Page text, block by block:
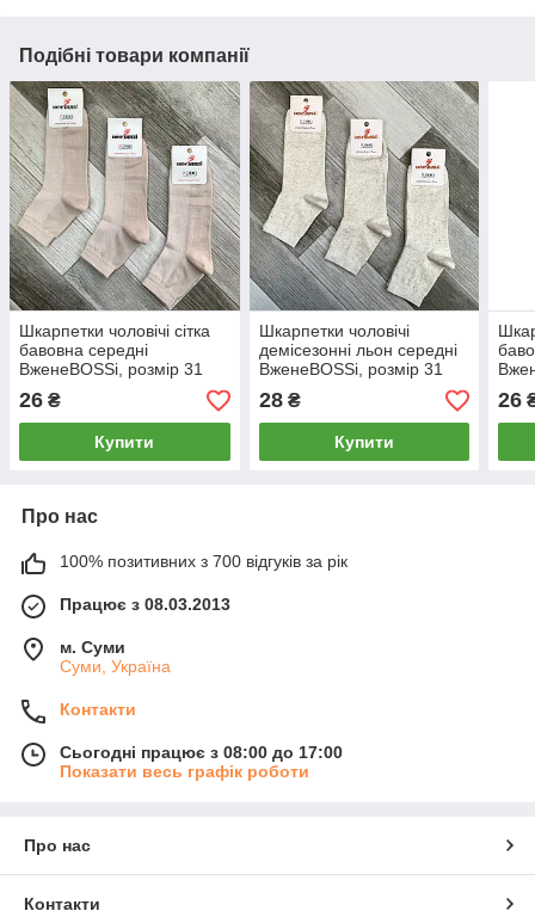
Подібні товари компанії
Шкарпетки чоловічі сітка
бавовна середні
ВженеBOSSі, розмір 31
(45-46), бежеві, 012064
26 ₴
Купити
Шкарпетки чоловічі
демісезонні льон середні
ВженеBOSSі, розмір 31
(45-46), 11393
28₴
Купити
(45-
26
Про нас
100% позитивних з 700 відгуків за рік
Працює з 08.03.2013
м. Суми
Суми, Україна
Контакти
Сьогодні працює з 08:00 до 17:00
Показати весь графік роботи
Про нас
Контакти